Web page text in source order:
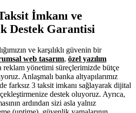
İmkanı ve
Destek Garantisi
ve karşılıklı güvenin bir
web tasarım, özel yazılım
reklam yönetimi süreçlerimizde bütçe
Anlaşmalı banka altyapılarımız
farksız 3 taksit imkanı sağlayarak dijital
destek oluyoruz. Ayrıca,
ardından sizi asla yalnız